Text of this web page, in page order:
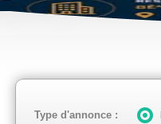
Type d'annonce :